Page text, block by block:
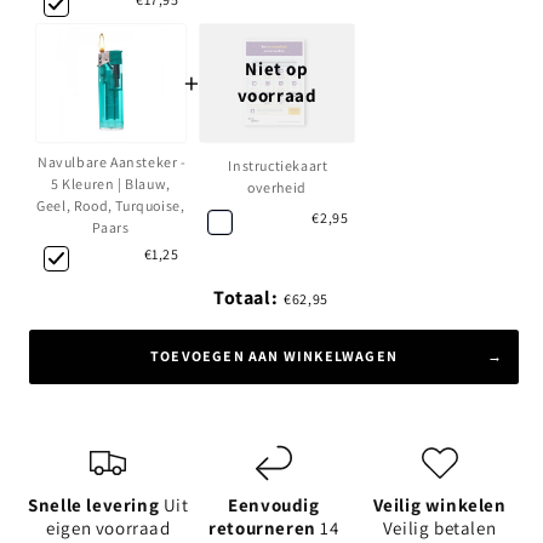
Navulbare Aansteker -
5 Kleuren | Blauw,
Geel, Rood, Turquoise,
Paars
€1,25
+
Niet op
voorraad
Instructiekaart
overheid
€2,95
Totaal: €62,95
TOEVOEGEN AAN WINKELWAGEN
Snelle levering Uit
eigen voorraad
Eenvoudig
retourneren 14
Veilig winkelen
Veilig betalen